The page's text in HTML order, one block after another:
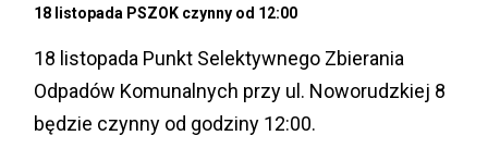
18 listopada PSZOK czynny od 12:00
18 listopada Punkt Selektywnego Zbierania
Odpadów Komunalnych przy ul. Noworudzkiej 8
będzie czynny od godziny 12:00.